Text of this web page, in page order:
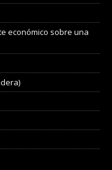
económico sobre una